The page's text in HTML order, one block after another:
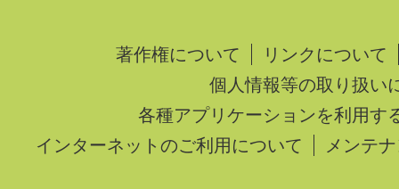
著作権について
リンクについて
個人情報等の取り扱い
各種アプリケーションを利用す
インターネットのご利用について
メンテ